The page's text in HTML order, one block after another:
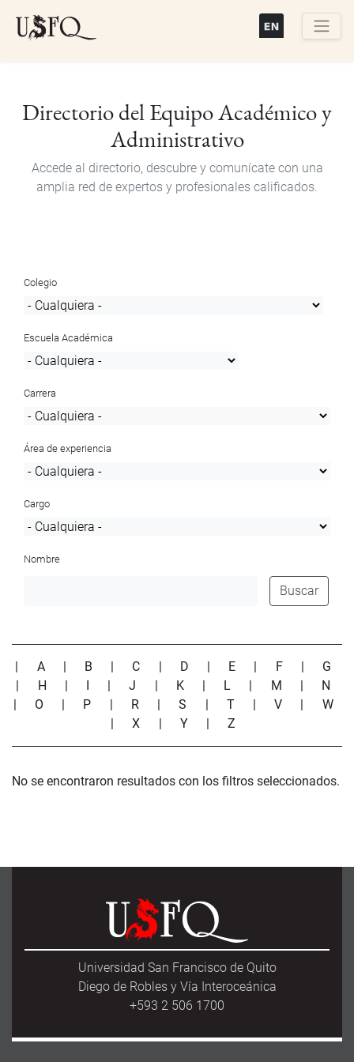
Directorio del Equipo Académico y
Administrativo
Accede al directorio, descubre y comunícate con una
amplia red de expertos y profesionales calificados.
Colegio
Escuela Académica
Carrera
Área de experiencia
Cargo
Nombre
Buscar
| A | B | C | D | E | F | G
| H | I |J | K | L | M | N
| O | P | R |S | T |V | W
|X | Y |Z
No se encontraron resultados con los filtros seleccionados.
Universidad San Francisco de Quito
Diego de Robles y Vía Interoceánica
+593 2 506 1700